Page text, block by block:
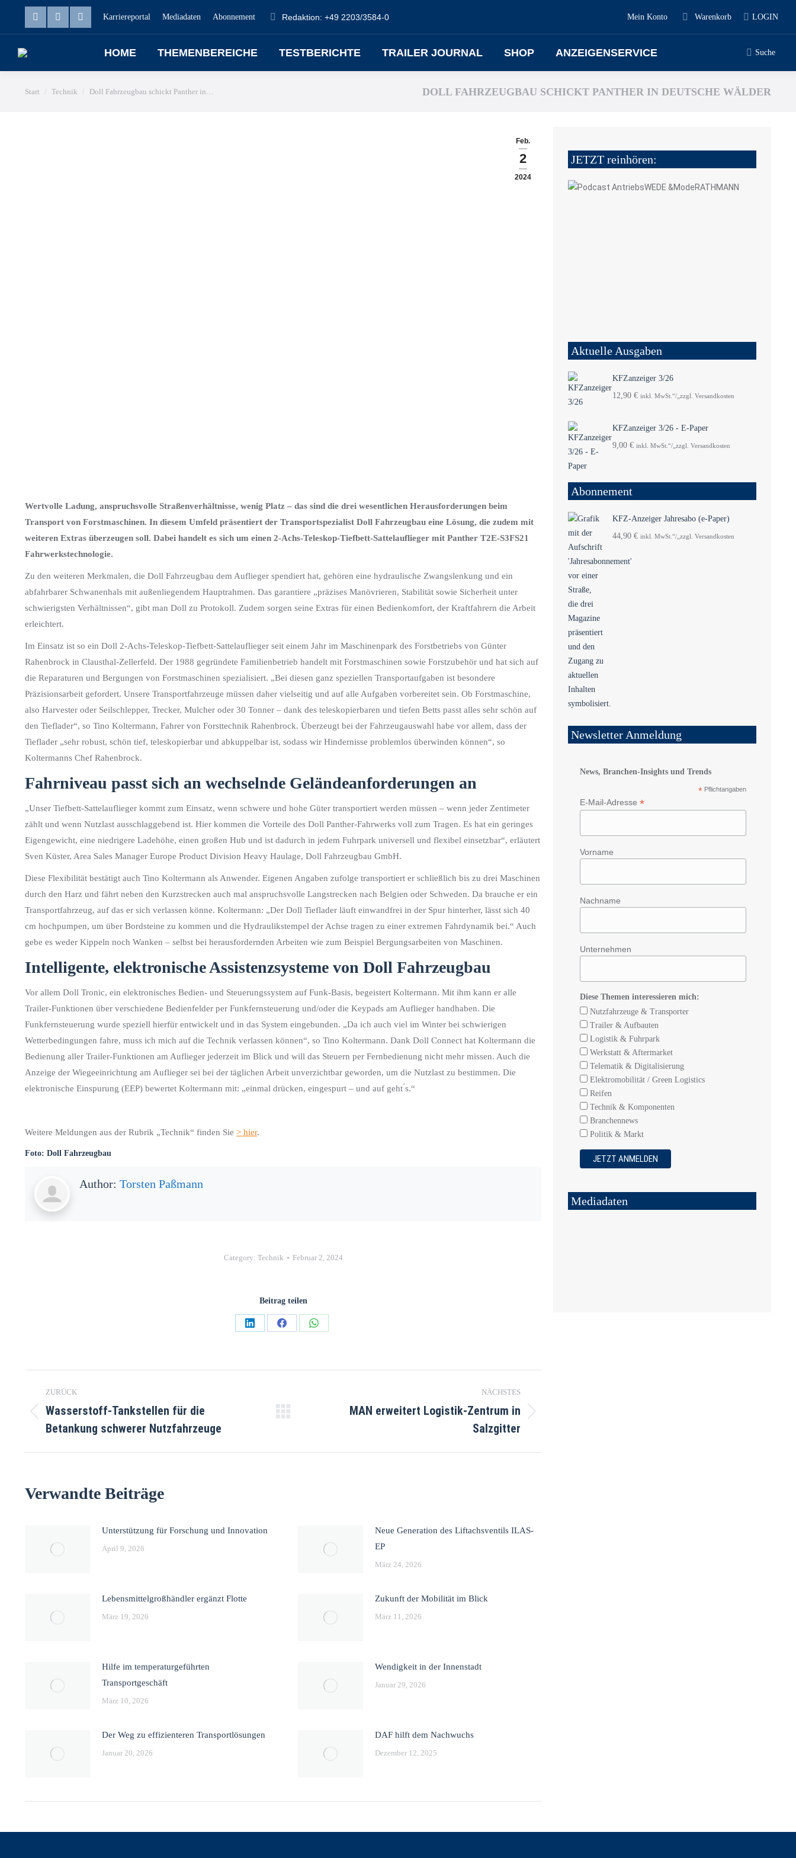
Karriereportal Mediadaten Abonnement Redaktion: +49 2203/3584-0 Mein Konto Warenkorb LOGIN
HOME THEMENBEREICHE TESTBERICHTE TRAILER JOURNAL SHOP ANZEIGENSERVICE Suche
Sie befinden sich hier:
Start Technik Doll Fahrzeugbau schickt Panther in… DOLL FAHRZEUGBAU SCHICKT PANTHER IN DEUTSCHE WÄLDER
Feb.
2
2024
Wertvolle Ladung, anspruchsvolle Straßenverhältnisse, wenig Platz – das sind die drei wesentlichen Herausforderungen beim
Transport von Forstmaschinen. In diesem Umfeld präsentiert der Transportspezialist Doll Fahrzeugbau eine Lösung, die zudem mit
weiteren Extras überzeugen soll. Dabei handelt es sich um einen 2-Achs-Teleskop-Tiefbett-Sattelauflieger mit Panther T2E-S3FS21
Fahrwerkstechnologie.
Zu den weiteren Merkmalen, die Doll Fahrzeugbau dem Auflieger spendiert hat, gehören eine hydraulische Zwangslenkung und ein
abfahrbarer Schwanenhals mit außenliegendem Hauptrahmen. Das garantiere „präzises Manövrieren, Stabilität sowie Sicherheit unter
schwierigsten Verhältnissen“, gibt man Doll zu Protokoll. Zudem sorgen seine Extras für einen Bedienkomfort, der Kraftfahrern die Arbeit
erleichtert.
Im Einsatz ist so ein Doll 2-Achs-Teleskop-Tiefbett-Sattelauflieger seit einem Jahr im Maschinenpark des Forstbetriebs von Günter
Rahenbrock in Clausthal-Zellerfeld. Der 1988 gegründete Familienbetrieb handelt mit Forstmaschinen sowie Forstzubehör und hat sich auf
die Reparaturen und Bergungen von Forstmaschinen spezialisiert. „Bei diesen ganz speziellen Transportaufgaben ist besondere
Präzisionsarbeit gefordert. Unsere Transportfahrzeuge müssen daher vielseitig und auf alle Aufgaben vorbereitet sein. Ob Forstmaschine,
also Harvester oder Seilschlepper, Trecker, Mulcher oder 30 Tonner – dank des teleskopierbaren und tiefen Betts passt alles sehr schön auf
den Tieflader“, so Tino Koltermann, Fahrer von Forsttechnik Rahenbrock. Überzeugt bei der Fahrzeugauswahl habe vor allem, dass der
Tieflader „sehr robust, schön tief, teleskopierbar und abkuppelbar ist, sodass wir Hindernisse problemlos überwinden können“, so
Koltermanns Chef Rahenbrock.
Fahrniveau passt sich an wechselnde Geländeanforderungen an
„Unser Tiefbett-Sattelauflieger kommt zum Einsatz, wenn schwere und hohe Güter transportiert werden müssen – wenn jeder Zentimeter
zählt und wenn Nutzlast ausschlaggebend ist. Hier kommen die Vorteile des Doll Panther-Fahrwerks voll zum Tragen. Es hat ein geringes
Eigengewicht, eine niedrigere Ladehöhe, einen großen Hub und ist dadurch in jedem Fuhrpark universell und flexibel einsetzbar“, erläutert
Sven Küster, Area Sales Manager Europe Product Division Heavy Haulage, Doll Fahrzeugbau GmbH.
Diese Flexibilität bestätigt auch Tino Koltermann als Anwender. Eigenen Angaben zufolge transportiert er schließlich bis zu drei Maschinen
durch den Harz und fährt neben den Kurzstrecken auch mal anspruchsvolle Langstrecken nach Belgien oder Schweden. Da brauche er ein
Transportfahrzeug, auf das er sich verlassen könne. Koltermann: „Der Doll Tieflader läuft einwandfrei in der Spur hinterher, lässt sich 40
cm hochpumpen, um über Bordsteine zu kommen und die Hydraulikstempel der Achse tragen zu einer extremen Fahrdynamik bei.“ Auch
gebe es weder Kippeln noch Wanken – selbst bei herausfordernden Arbeiten wie zum Beispiel Bergungsarbeiten von Maschinen.
Intelligente, elektronische Assistenzsysteme von Doll Fahrzeugbau
Vor allem Doll Tronic, ein elektronisches Bedien- und Steuerungssystem auf Funk-Basis, begeistert Koltermann. Mit ihm kann er alle
Trailer-Funktionen über verschiedene Bedienfelder per Funkfernsteuerung und/oder die Keypads am Auflieger handhaben. Die
Funkfernsteuerung wurde speziell hierfür entwickelt und in das System eingebunden. „Da ich auch viel im Winter bei schwierigen
Wetterbedingungen fahre, muss ich mich auf die Technik verlassen können“, so Tino Koltermann. Dank Doll Connect hat Koltermann die
Bedienung aller Trailer-Funktionen am Auflieger jederzeit im Blick und will das Steuern per Fernbedienung nicht mehr missen. Auch die
Anzeige der Wiegeeinrichtung am Auflieger sei bei der täglichen Arbeit unverzichtbar geworden, um die Nutzlast zu bestimmen. Die
elektronische Einspurung (EEP) bewertet Koltermann mit: „einmal drücken, eingespurt – und auf geht ́s.“
Weitere Meldungen aus der Rubrik „Technik“ finden Sie > hier.
Foto: Doll Fahrzeugbau
Author: Torsten Paßmann
Category: Technik Februar 2, 2024
Beitrag teilen
ZURÜCK
Wasserstoff-Tankstellen für die
Betankung schwerer Nutzfahrzeuge
NÄCHSTES
MAN erweitert Logistik-Zentrum in
Salzgitter
Verwandte Beiträge
Unterstützung für Forschung und Innovation
April 9, 2026
Neue Generation des Liftachsventils ILAS-
EP
März 24, 2026
Lebensmittelgroßhändler ergänzt Flotte
März 19, 2026
Zukunft der Mobilität im Blick
März 11, 2026
Hilfe im temperaturgeführten
Transportgeschäft
März 10, 2026
Wendigkeit in der Innenstadt
Januar 29, 2026
Der Weg zu effizienteren Transportlösungen
Januar 20, 2026
DAF hilft dem Nachwuchs
Dezember 12, 2025
JETZT reinhören:
Aktuelle Ausgaben
KFZanzeiger 3/26
12,90 € inkl. MwSt.“/„zzgl. Versandkosten
KFZanzeiger 3/26 - E-Paper
9,00 € inkl. MwSt.“/„zzgl. Versandkosten
Abonnement
KFZ-Anzeiger Jahresabo (e-Paper)
44,90 € inkl. MwSt.“/„zzgl. Versandkosten
Newsletter Anmeldung
News, Branchen-Insights und Trends
* Pflichtangaben
E-Mail-Adresse *
Vorname
Nachname
Unternehmen
Diese Themen interessieren mich:
Nutzfahrzeuge & Transporter
Trailer & Aufbauten
Logistik & Fuhrpark
Werkstatt & Aftermarket
Telematik & Digitalisierung
Elektromobilität / Green Logistics
Reifen
Technik & Komponenten
Branchennews
Politik & Markt
Mediadaten